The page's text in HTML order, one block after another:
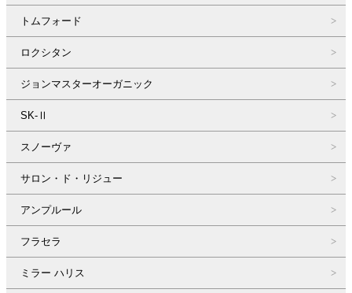
トムフォード
ロクシタン
ジョンマスターオーガニック
SK-Ⅱ
スノーヴァ
サロン・ド・リジュー
アンプルール
フラセラ
ミラー ハリス